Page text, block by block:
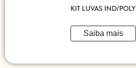
KIT LUVAS IND/POLY
Saiba mais